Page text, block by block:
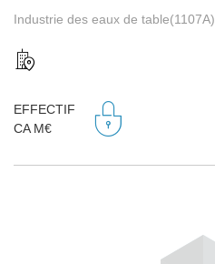
Industrie des eaux de table(1107A)
EFFECTIF
CA M€